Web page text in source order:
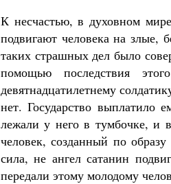
К несчастью, в духовном
подвигают человека на злые,
таких страшных дел было
помощью последствия
девятнадцатилетнему
нет. Государство выплатило
лежали у него в тумбочке, и
человек, созданный по
сила, не ангел сатанин
передали этому молодому